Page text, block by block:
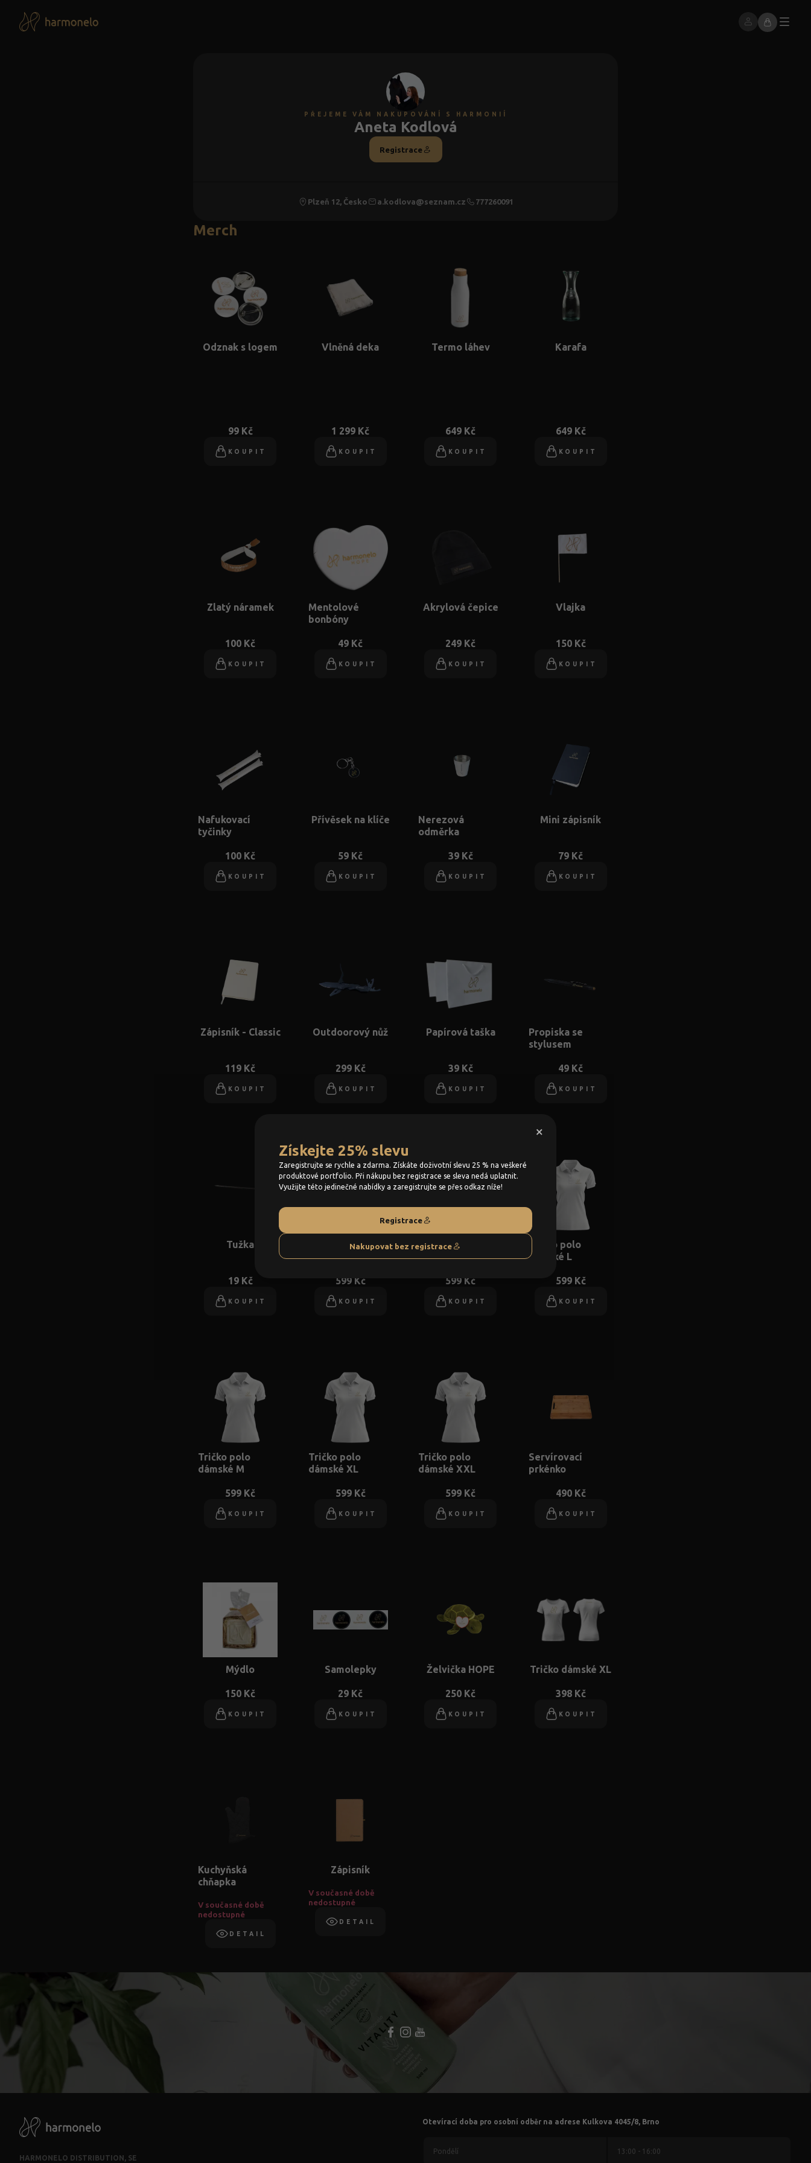
PŘEJEME VÁM NAKUPOVÁNÍ S HARMONIÍ
Aneta Kodlová
Registrace
Plzeň 12, Česko a.kodlova@seznam.cz 777260091
×
Získejte 25% slevu
Zaregistrujte se rychle a zdarma. Získáte doživotní slevu 25 % na veškeré
produktové portfolio. Při nákupu bez registrace se sleva nedá uplatnit.
Využijte této jedinečné nabídky a zaregistrujte se přes odkaz níže!
Registrace
Nakupovat bez registrace
Merch
Odznak s logem
99 Kč
KOUPIT
Vlněná deka
1 299 Kč
KOUPIT
Termo láhev
649 Kč
KOUPIT
Karafa
649 Kč
KOUPIT
Zlatý náramek
100 Kč
KOUPIT
Mentolové
bonbóny
49 Kč
KOUPIT
Akrylová čepice
249 Kč
KOUPIT
Vlajka
150 Kč
KOUPIT
Nafukovací
tyčinky
100 Kč
KOUPIT
Přívěsek na klíče
59 Kč
KOUPIT
Nerezová
odměrka
39 Kč
KOUPIT
Mini zápisník
79 Kč
KOUPIT
Zápisník - Classic
119 Kč
KOUPIT
Outdoorový nůž
299 Kč
KOUPIT
Papírová taška
39 Kč
KOUPIT
Propiska se
stylusem
49 Kč
KOUPIT
Tužka
19 Kč
KOUPIT
Tričko polo
pánské L
599 Kč
KOUPIT
Tričko polo
pánské XL
599 Kč
KOUPIT
Tričko polo
dámské L
599 Kč
KOUPIT
Tričko polo
dámské M
599 Kč
KOUPIT
Tričko polo
dámské XL
599 Kč
KOUPIT
Tričko polo
dámské XXL
599 Kč
KOUPIT
Servírovací
prkénko
490 Kč
KOUPIT
Mýdlo
150 Kč
KOUPIT
Samolepky
29 Kč
KOUPIT
Želvička HOPE
250 Kč
KOUPIT
Tričko dámské XL
398 Kč
KOUPIT
Kuchyňská
chňapka
V současné době
nedostupné
DETAIL
Zápisník
V současné době
nedostupné
DETAIL
HARMONELO DISTRIBUTION, SE
Otevírací doba pro osobní odběr na adrese Kulkova 4045/8, Brno
Pondělí 13:00 - 16:00